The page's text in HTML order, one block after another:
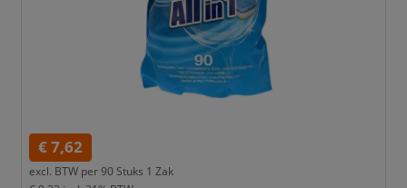
€ 7,62
excl. BTW per90 Stuks 1 Zak